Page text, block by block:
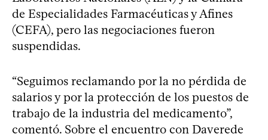
de Especialidades Farmacéuticas y Afines
(CEFA), pero las negociaciones fueron
suspendidas.
“Seguimos reclamando por la no pérdida de
salarios y por la protección de los puestos de
trabajo de la industria del medicamento”,
comentó. Sobre el encuentro con Daverede